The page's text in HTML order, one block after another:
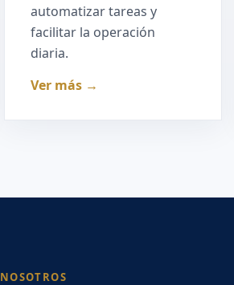
automatizar tareas y
facilitar la operación
diaria.
Ver más →
NOSOTROS